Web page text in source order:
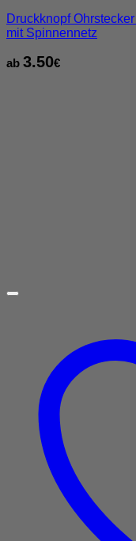
Druckknopf
mit Spinnennetz
ab 3.50€